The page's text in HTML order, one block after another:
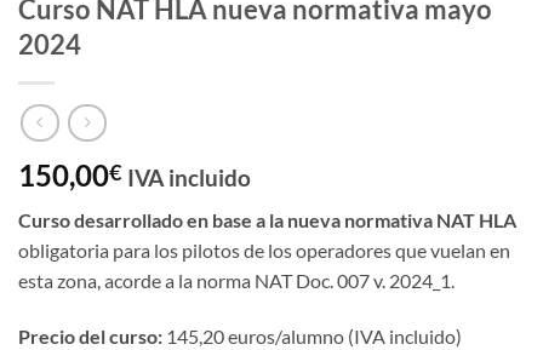
Curso NAT HLA nueva normativa mayo
2024
150,00€ IVA incluido
Curso desarrollado en base a la nueva normativa NAT HLA
obligatoria para los pilotos de los operadores que vuelan en
esta zona, acorde a la norma NAT Doc. 007 v. 2024_1.
Precio del curso: 145,20 euros/alumno (IVA incluido)